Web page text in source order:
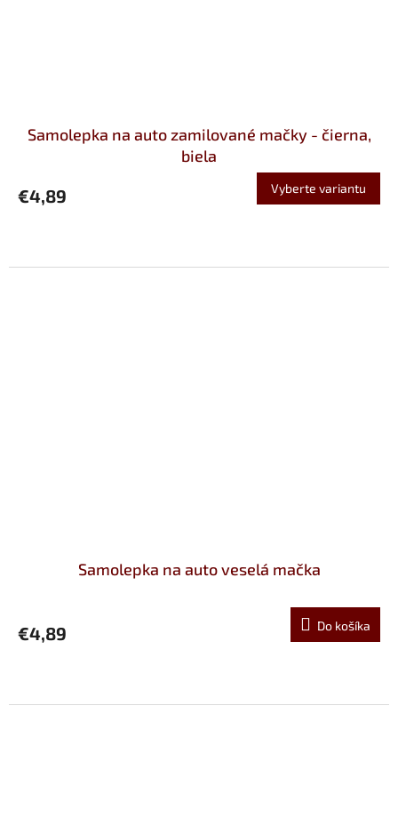
Samolepka na auto zamilované mačky - čierna,
biela
€4,89 Vyberte variantu
Samolepka na auto veselá mačka
€4,89 Do košíka